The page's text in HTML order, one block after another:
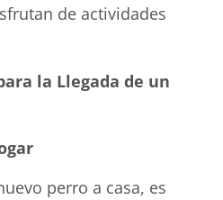
de actividades
la Llegada de un
perro a casa, es